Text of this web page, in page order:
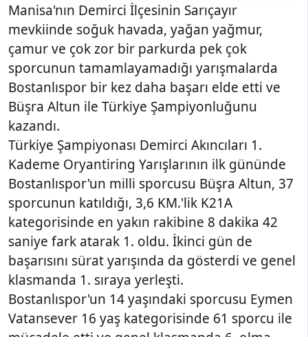
Manisa'nın Demirci İlçesinin Sarıçayır
mevkiinde soğuk havada, yağan yağmur,
çamur ve çok zor bir parkurda pek çok
sporcunun tamamlayamadığı yarışmalarda
Bostanlıspor bir kez daha başarı elde etti ve
Büşra Altun ile Türkiye Şampiyonluğunu
kazandı.
Türkiye Şampiyonası Demirci Akıncıları 1.
Kademe Oryantiring Yarışlarının ilk gününde
Bostanlıspor'un milli sporcusu Büşra Altun, 37
sporcunun katıldığı, 3,6 KM.'lik K21A
kategorisinde en yakın rakibine 8 dakika 42
saniye fark atarak 1. oldu. İkinci gün de
başarısını sürat yarışında da gösterdi ve genel
klasmanda 1. sıraya yerleşti.
Bostanlıspor'un 14 yaşındaki sporcusu Eymen
Vatansever 16 yaş kategorisinde 61 sporcu ile